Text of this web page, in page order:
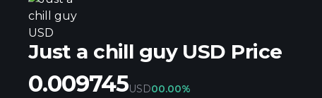
Just a chill guy USD Price
0.009745USD00.00%